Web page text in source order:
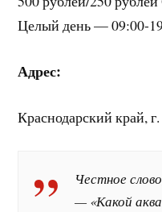
Целый день — 09:00-
Адрес:
Краснодарский край,
Честное
— «Какой